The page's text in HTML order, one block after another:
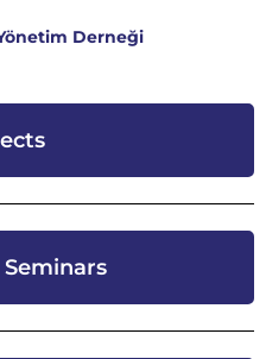
Derneği>